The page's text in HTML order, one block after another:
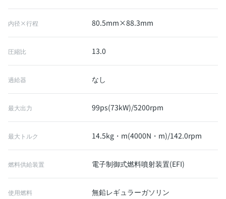
内径×行程 80.5mm×88.3mm
圧縮比 13.0
過給器 なし
最大出力 99ps(73kW)/5200rpm
最大トルク 14.5kg・m(4000N・m)/142.0rpm
燃料供給装置 電子制御式燃料噴射装置(EFI)
使用燃料 無鉛レギュラーガソリン